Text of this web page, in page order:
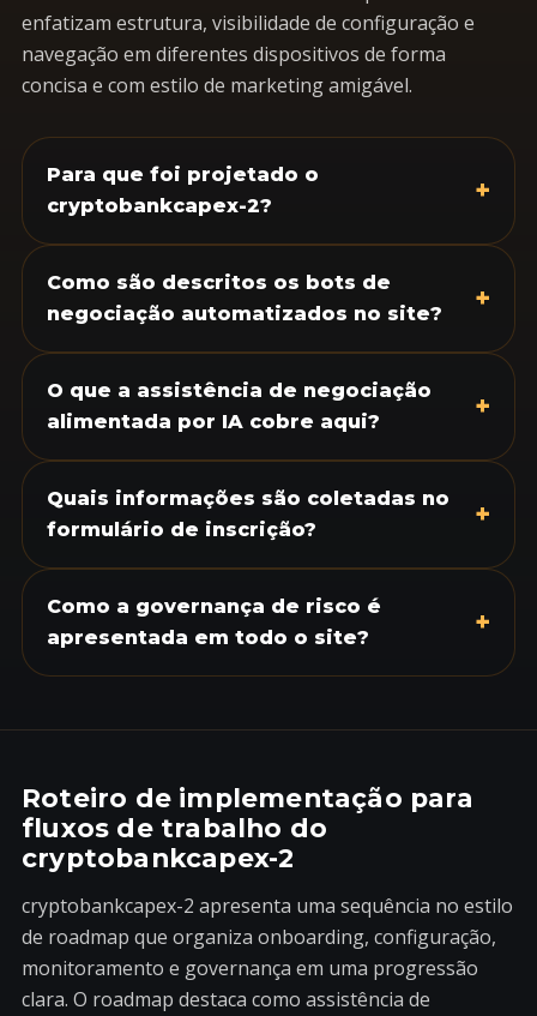
enfatizam estrutura, visibilidade de configuração e
navegação em diferentes dispositivos de forma
concisa e com estilo de marketing amigável.
Para que foi projetado o
cryptobankcapex-2?
+
Como são descritos os bots de
negociação automatizados no site?
+
O que a assistência de negociação
alimentada por IA cobre aqui?
+
Quais informações são coletadas no
formulário de inscrição?
+
Como a governança de risco é
apresentada em todo o site?
+
Roteiro de implementação para
fluxos de trabalho do
cryptobankcapex-2
cryptobankcapex-2 apresenta uma sequência no estilo
de roadmap que organiza onboarding, configuração,
monitoramento e governança em uma progressão
clara. O roadmap destaca como assistência de